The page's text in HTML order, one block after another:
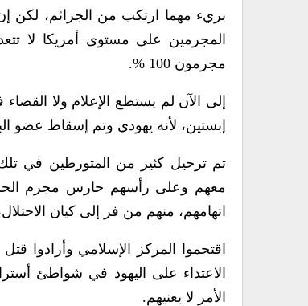
بريء مهما ارتكب من الجرائم، لكن
مجرمون 100 %.
إلى الآن لم يستطع الإعلام ولا
إبستين، لأنه يهودي وتم إسقاط عضو
تم ترحيل كثير من المتورطين في تلك
معهم وعلى رأسهم حارس مجرم الحرب
اتهامهم، منهم من فر إلى كيان
اقتحموا المركز الإسلامي وأرادوا
الاعتداء على اليهود في شواطئ
الأمر لا يعنيهم.